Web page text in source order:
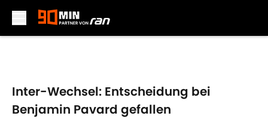
Inter-Wechsel: Entscheidung bei
Benjamin Pavard gefallen